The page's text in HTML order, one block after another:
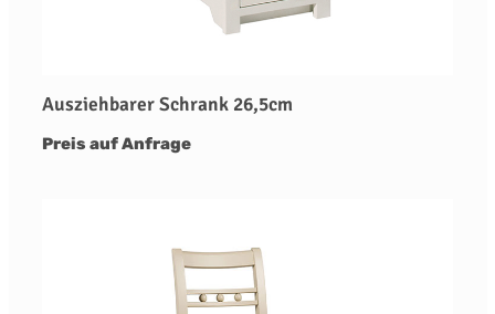
Ausziehbarer Schrank 26,5cm
Preis auf Anfrage